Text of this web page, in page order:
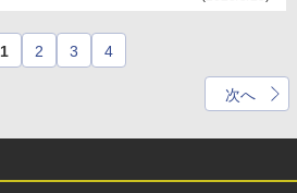
1 2 3 4
次へ